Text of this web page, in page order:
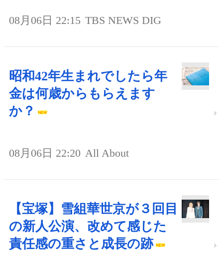
08月06日 22:15 TBS NEWS DIG
昭和42年生まれでしたら年
金は何歳からもらえます
か？
08月06日 22:20 All About
【宝塚】雪組華世京が３回目
の新人公演、改めて感じた
責任感の重さと成長の跡